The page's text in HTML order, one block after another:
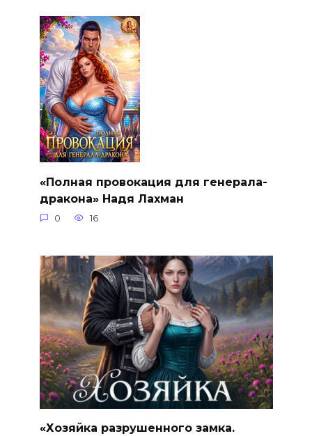
«Полная провокация для генерала-
дракона» Надя Лахман
0 16
«Хозяйка разрушенного замка.